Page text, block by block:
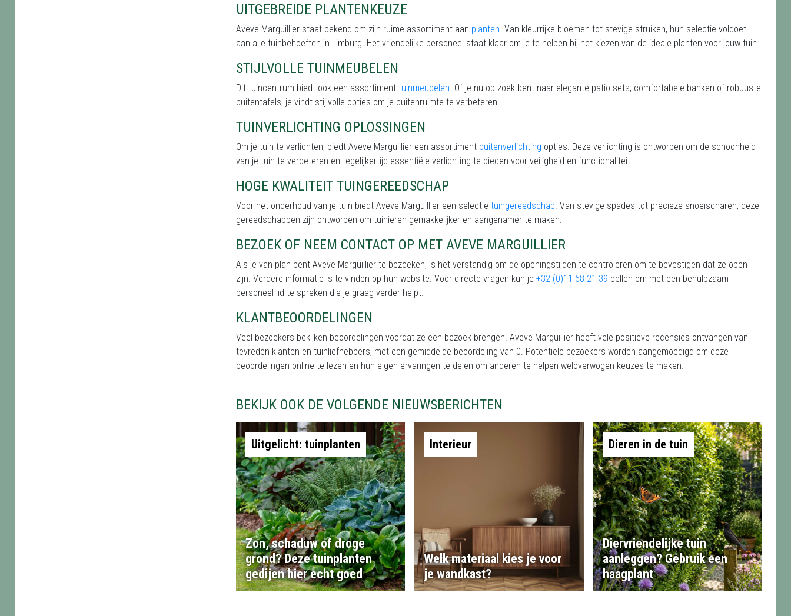
UITGEBREIDE PLANTENKEUZE
Aveve Marguillier staat bekend om zijn ruime assortiment aan planten . Van kleurrijke bloemen tot stevige struiken, hun selectie voldoet
aan alle tuinbehoeften in Limburg. Het vriendelijke personeel staat klaar om je te helpen bij het kiezen van de ideale planten voor jouw tuin.
STIJLVOLLE TUINMEUBELEN
Dit tuincentrum biedt ook een assortiment tuinmeubelen . Of je nu op zoek bent naar elegante patio sets, comfortabele banken of robuuste
buitentafels, je vindt stijlvolle opties om je buitenruimte te verbeteren.
TUINVERLICHTING OPLOSSINGEN
Om je tuin te verlichten, biedt Aveve Marguillier een assortiment buitenverlichting opties. Deze verlichting is ontworpen om de schoonheid
van je tuin te verbeteren en tegelijkertijd essentiële verlichting te bieden voor veiligheid en functionaliteit.
HOGE KWALITEIT TUINGEREEDSCHAP
Voor het onderhoud van je tuin biedt Aveve Marguillier een selectie tuingereedschap . Van stevige spades tot precieze snoeischaren, deze
gereedschappen zijn ontworpen om tuinieren gemakkelijker en aangenamer te maken.
BEZOEK OF NEEM CONTACT OP MET AVEVE MARGUILLIER
Als je van plan bent Aveve Marguillier te bezoeken, is het verstandig om de openingstijden te controleren om te bevestigen dat ze open
zijn. Verdere informatie is te vinden op hun website. Voor directe vragen kun je +32 (0)11 68 21 39 bellen om met een behulpzaam
personeel lid te spreken die je graag verder helpt.
KLANTBEOORDELINGEN
Veel bezoekers bekijken beoordelingen voordat ze een bezoek brengen. Aveve Marguillier heeft vele positieve recensies ontvangen van
tevreden klanten en tuinliefhebbers, met een gemiddelde beoordeling van 0. Potentiële bezoekers worden aangemoedigd om deze
beoordelingen online te lezen en hun eigen ervaringen te delen om anderen te helpen weloverwogen keuzes te maken.
BEKIJK OOK DE VOLGENDE NIEUWSBERICHTEN
Uitgelicht: tuinplanten
Zon, schaduw of droge
grond? Deze tuinplanten
gedijen hier echt goed
Interieur
Welk materiaal kies je voor
je wandkast?
Dieren in de tuin
Diervriendelijke tuin
aanleggen? Gebruik een
haagplant